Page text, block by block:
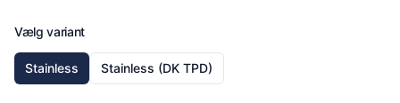
Vælg variant
Stainless Stainless (DK TPD)